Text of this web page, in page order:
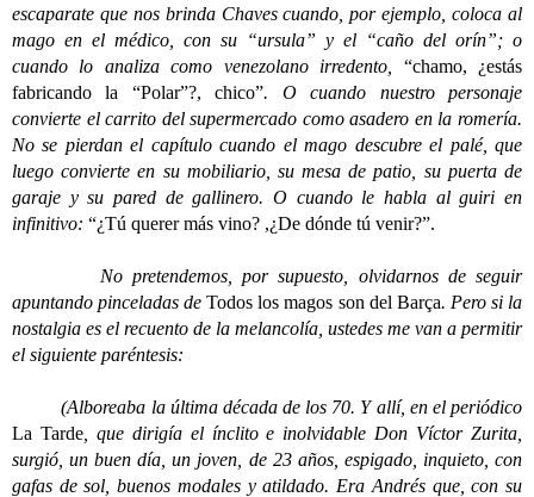
escaparate que nos brinda Chaves cuando, por ejemplo, coloca al
mago en el médico, con su “ursula” y el “caño del orín”; o
cuando lo analiza como venezolano irredento, “chamo, ¿estás
fabricando la “Polar”?, chico”. O cuando nuestro personaje
convierte el carrito del supermercado como asadero en la romería.
No se pierdan el capítulo cuando el mago descubre el palé, que
luego convierte en su mobiliario, su mesa de patio, su puerta de
garaje y su pared de gallinero. O cuando le habla al guiri en
infinitivo: “¿Tú querer más vino? ,¿De dónde tú venir?”.
No pretendemos, por supuesto, olvidarnos de seguir
apuntando pinceladas deTodos los magos son del Barça. Pero si la
nostalgia es el recuento de la melancolía, ustedes me van a permitir
el siguiente paréntesis:
(Alboreaba la última década de los 70. Y allí, en el periódico
La Tarde, que dirigía el ínclito e inolvidable Don Víctor Zurita,
surgió, un buen día, un joven, de 23 años, espigado, inquieto, con
gafas de sol, buenos modales y atildado. Era Andrés que, con su